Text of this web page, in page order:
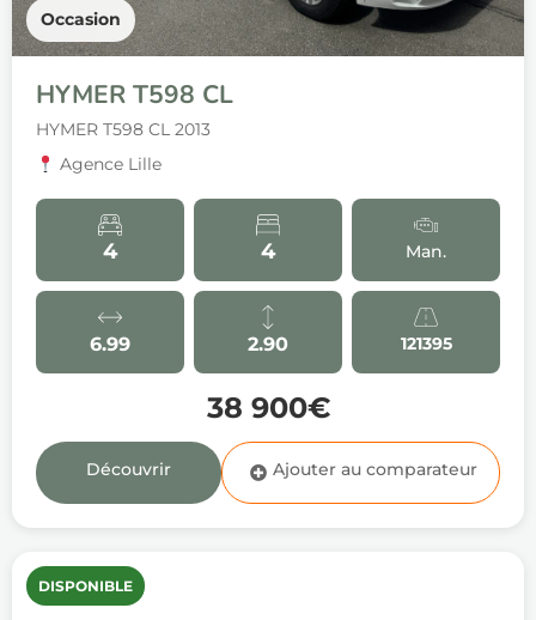
Occasion
HYMER T598 CL
HYMER T598 CL 2013
Agence Lille
4 4 Man.
6.99 2.90 121395
38 900€
Découvrir
DISPONIBLE